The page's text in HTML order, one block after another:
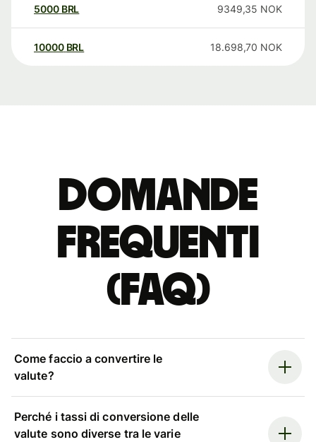
5000 BRL 9349,35 NOK
10000 BRL 18.698,70 NOK
Domande
Frequenti
(FAQ)
Come faccio a convertire le
valute?
Perché i tassi di conversione delle
valute sono diverse tra le varie